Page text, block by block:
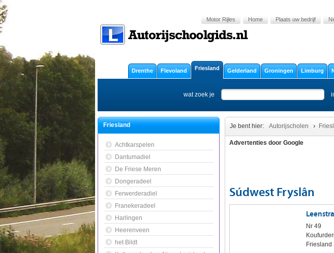
Motor Rijles Home Plaats uw bedrijf
Drenthe Flevoland Friesland Gelderland Groningen Limburg
wat zoek je
Friesland
Achtkarspelen
Dantumadiel
De Friese Meren
Dongeradeel
Ferwerderadiel
Franekeradeel
Harlingen
Heerenveen
het Bildt
Je bent hier: Autorijscholen
Advertenties door Google
Súdwest Fryslân
Nr 49
Friesland